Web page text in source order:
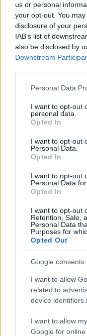
us or personal
your opt-out. You
disclosure of your
IAB’s list of
also be disclosed by
Downstream
Please note that this
not limited to your
grant or deny
use your data for
consent section.
Personal Data
I want to opt-out
personal data.
Opted In
I want to opt-out
Personal Data.
Opted In
I want to opt-out
Personal Data
Opted In
I want to opt-out
Retention, Sale,
Personal Data
Purposes for
Opted Out
Google consents
I want to allow
related to
device identifiers
I want to allow
Google for
2009. elején az
Mechanizmusáltal
elleni küzdelem”
Művészeti galéria
tevékenységének
art brut alkotók
élő és a
társadalmi
Ekkor vette
megvalósítsuk
Galériának
Hosszas
Fővárosi
Budapesti
Intézményei
segítségünkre
Art Brut Galéria a
tulajdonát képező
Kőbányai út 22.
elegendő hely van
Moravcsik
Intézményének is.
mert a Galéria
olyan emberek
miatt a nyílt
találni. Itt azonban